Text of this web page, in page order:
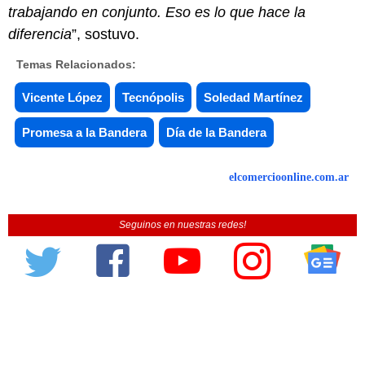
trabajando en conjunto. Eso es lo que hace la
diferencia”, sostuvo.
Temas Relacionados:
Vicente López Tecnópolis Soledad Martínez
Promesa a la Bandera Día de la Bandera
elcomercioonline.com.ar
Seguinos en nuestras redes!